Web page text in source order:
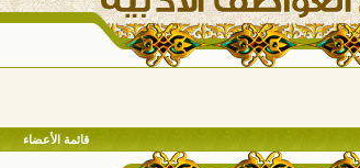
قائمة الأعضاء